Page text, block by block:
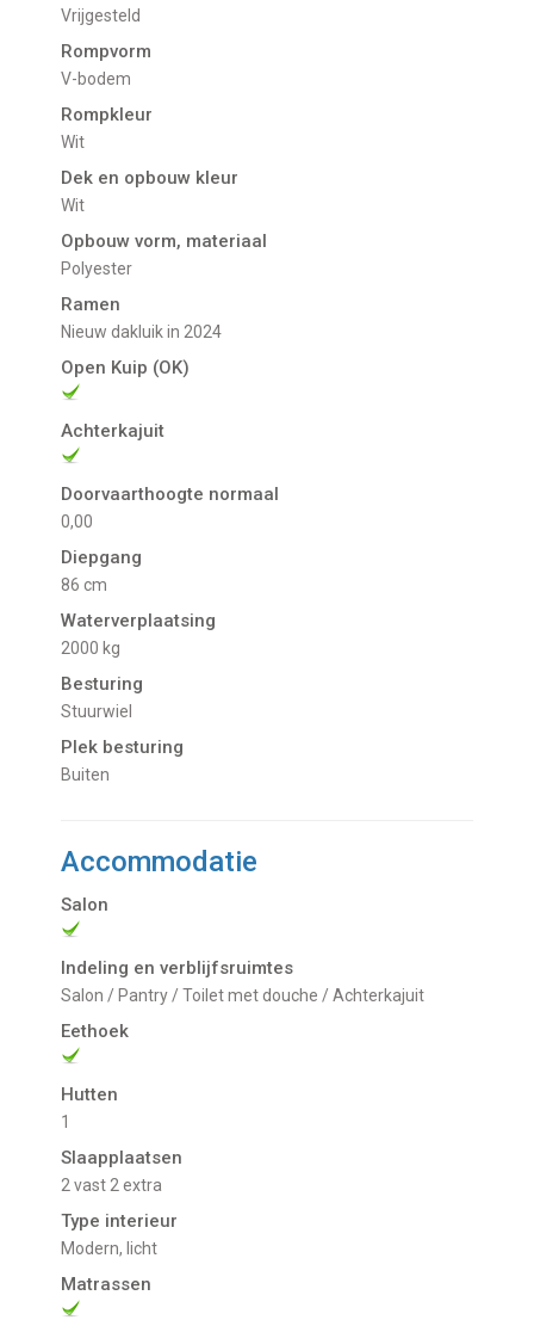
Vrijgesteld
Rompvorm
V-bodem
Rompkleur
Wit
Dek en opbouw kleur
Wit
Opbouw vorm, materiaal
Polyester
Ramen
Nieuw dakluik in 2024
Open Kuip (OK)
Achterkajuit
Doorvaarthoogte normaal
0,00
Diepgang
86 cm
Waterverplaatsing
2000 kg
Besturing
Stuurwiel
Plek besturing
buiten
Accommodatie
Salon
Indeling en verblijfsruimtes
Salon / Pantry / Toilet met douche / Achterkajuit
Eethoek
Hutten
1
Slaapplaatsen
2 vast 2 extra
Type interieur
Modern, licht
Matrassen